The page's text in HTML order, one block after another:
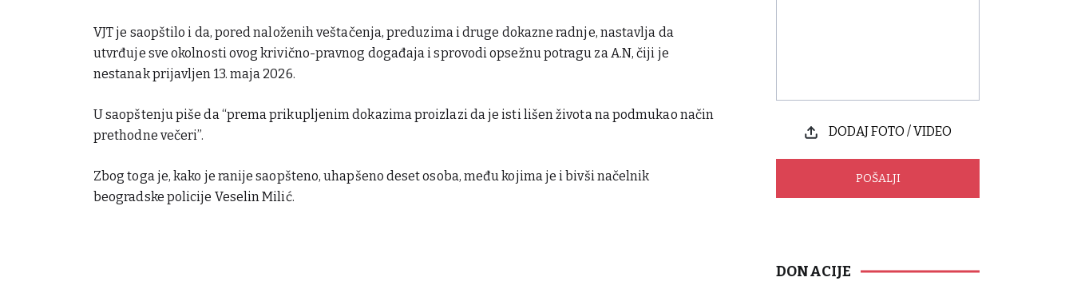
VJT je saopštilo i da, pored naloženih veštačenja, preduzima i druge dokazne radnje, nastavlja da
utvrđuje sve okolnosti ovog krivično-pravnog događaja i sprovodi opsežnu potragu za A.N, čiji je
nestanak prijavljen 13. maja 2026.
U saopštenju piše da “prema prikupljenim dokazima proizlazi da je isti lišen života na podmukao način
prethodne večeri”.
Zbog toga je, kako je ranije saopšteno, uhapšeno deset osoba, među kojima je i bivši načelnik
beogradske policije Veselin Milić.
DODAJ FOTO / VIDEO
DONACIJE